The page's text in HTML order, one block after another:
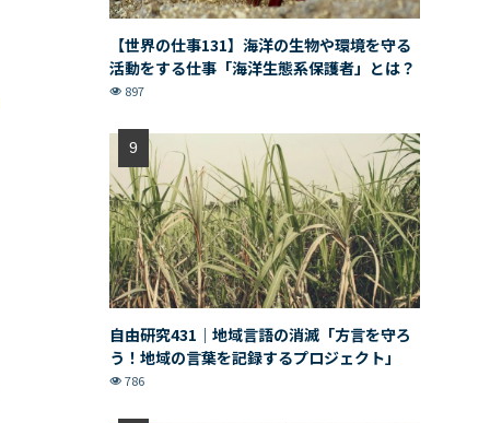
【世界の仕事131】海洋の生物や環境を守る
活動をする仕事「海洋生態系保護者」とは？
897
自由研究431｜地域言語の消滅「方言を守ろ
う！地域の言葉を記録するプロジェクト」
786